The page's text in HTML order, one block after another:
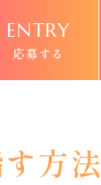
ENTRY
応募する
方法